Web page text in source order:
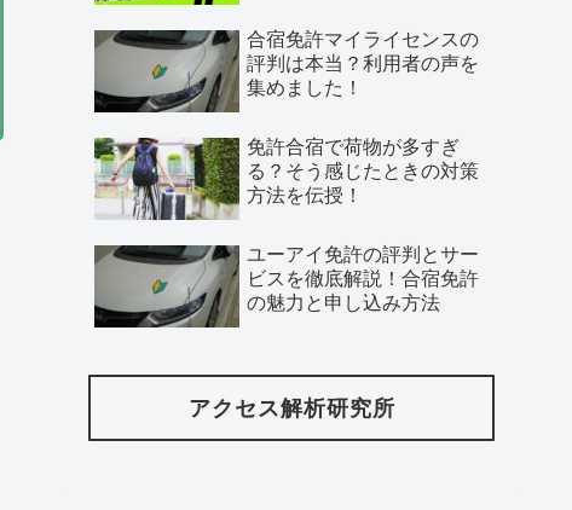
合宿免許マイライセンスの
評判は本当？利用者の声を
集めました！
免許合宿で荷物が多すぎ
る？そう感じたときの対策
方法を伝授！
ユーアイ免許の評判とサー
ビスを徹底解説！合宿免許
の魅力と申し込み方法
アクセス解析研究所